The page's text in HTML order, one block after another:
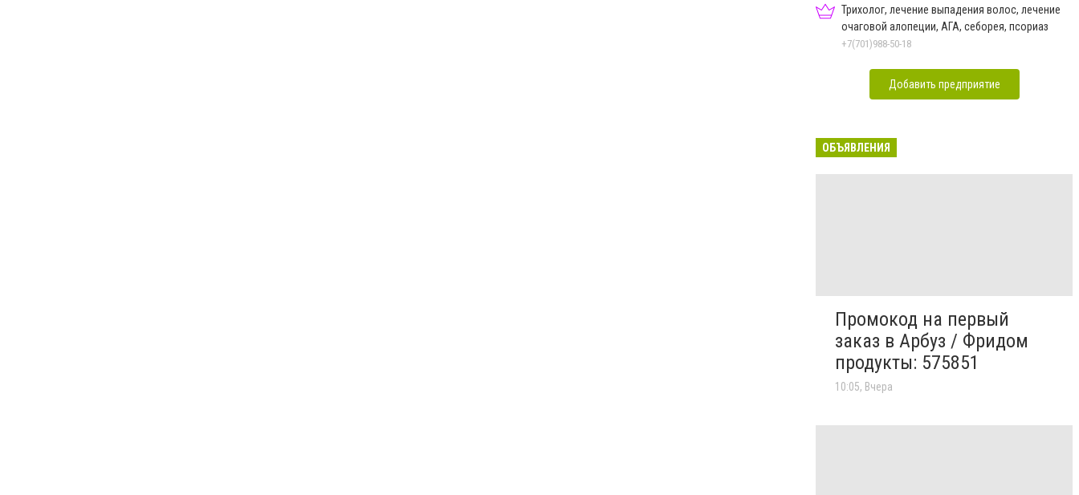
Трихолог, лечение выпадения волос, лечение
очаговой алопеции, АГА, себорея, псориаз
+7(701)988-50-18
Добавить предприятие
ОБЪЯВЛЕНИЯ
Промокод на первый
заказ в Арбуз / Фридом
продукты: 575851
10:05, Вчера